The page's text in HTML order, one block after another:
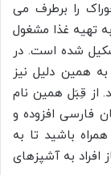
را برطرف می
تهیه غذا مشغول
شده است. در
همین دلیل نیز
از قِبَل همین نام
فارسی افزوده و
باشید تا به
به آشپزهای